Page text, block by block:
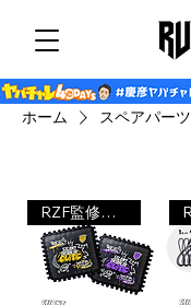
ホーム スペアパーツ
RZF監修商品